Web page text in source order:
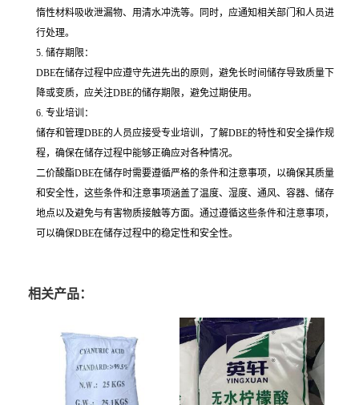
惰性材料吸收泄漏物、用清水冲洗等。同时，应通知相关部门和人员进
行处理。
5. 储存期限：
DBE在储存过程中应遵守先进先出的原则，避免长时间储存导致质量下
降或变质，应关注DBE的储存期限，避免过期使用。
6. 专业培训：
储存和管理DBE的人员应接受专业培训，了解DBE的特性和安全操作规
程，确保在储存过程中能够正确应对各种情况。
二价酸酯DBE在储存时需要遵循严格的条件和注意事项，以确保其质量
和安全性，这些条件和注意事项涵盖了温度、湿度、通风、容器、储存
地点以及避免与有害物质接触等方面。通过遵循这些条件和注意事项，
可以确保DBE在储存过程中的稳定性和安全性。
相关产品：